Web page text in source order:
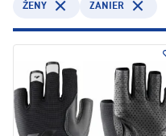
ŽENY ZANIER